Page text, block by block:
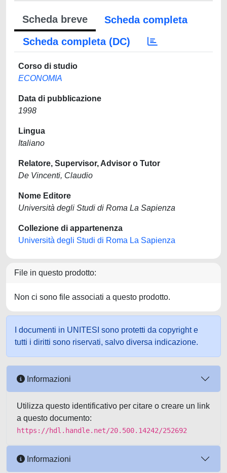
Scheda breve
Scheda completa
Scheda completa (DC)
Corso di studio
ECONOMIA
Data di pubblicazione
1998
Lingua
Italiano
Relatore, Supervisor, Advisor o Tutor
De Vincenti, Claudio
Nome Editore
Università degli Studi di Roma La Sapienza
Collezione di appartenenza
Università degli Studi di Roma La Sapienza
File in questo prodotto:
Non ci sono file associati a questo prodotto.
I documenti in UNITESI sono protetti da copyright e
tutti i diritti sono riservati, salvo diversa indicazione.
Informazioni
Utilizza questo identificativo per citare o creare un link
a questo documento:
https://hdl.handle.net/20.500.14242/252692
Informazioni